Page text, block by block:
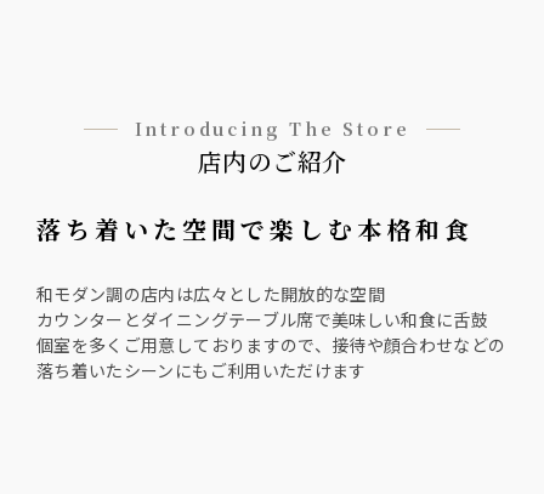
Introducing The Store
店内のご紹介
落ち着いた空間で楽しむ本格和食
和モダン調の店内は広々とした開放的な空間
カウンターとダイニングテーブル席で美味しい和食に舌鼓
個室を多くご用意しておりますので、接待や顔合わせなどの
落ち着いたシーンにもご利用いただけます